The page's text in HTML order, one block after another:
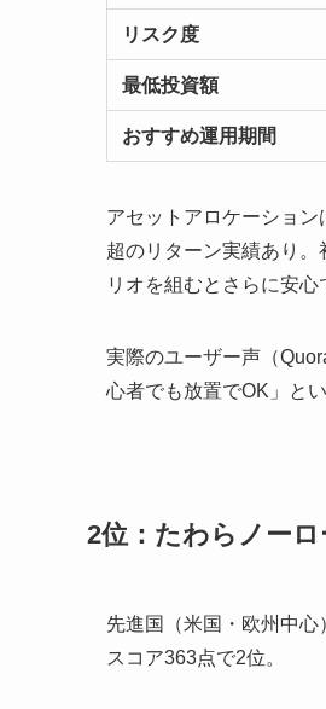
リスク度
最低投資額
おすすめ運用期間
アセットアロケーショ
超のリターン実績あり。
リオを組むとさらに安心
実際のユーザー声（
心者でも放置でOK」と
2位：たわらノー
先進国（米国・欧州中心
スコア363点で2位。